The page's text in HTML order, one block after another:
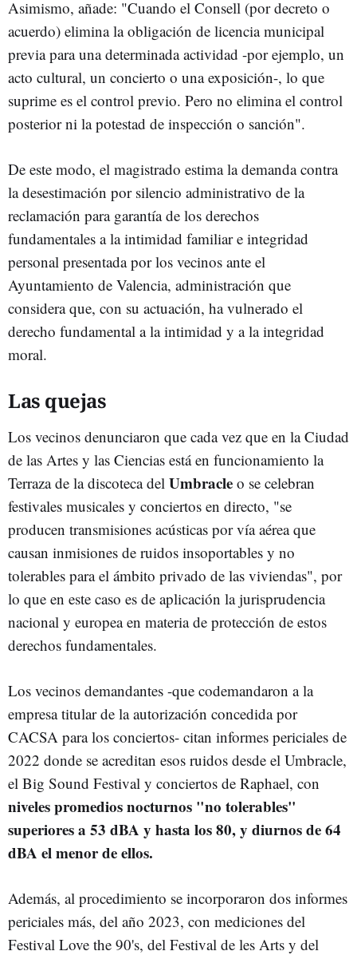
Asimismo, añade: "Cuando el Consell (por decreto o
acuerdo) elimina la obligación de licencia municipal
previa para una determinada actividad -por ejemplo, un
acto cultural, un concierto o una exposición-, lo que
suprime es el control previo. Pero no elimina el control
posterior ni la potestad de inspección o sanción".
De este modo, el magistrado estima la demanda contra
la desestimación por silencio administrativo de la
reclamación para garantía de los derechos
fundamentales a la intimidad familiar e integridad
personal presentada por los vecinos ante el
Ayuntamiento de Valencia, administración que
considera que, con su actuación, ha vulnerado el
derecho fundamental a la intimidad y a la integridad
moral.
Las quejas
Los vecinos denunciaron que cada vez que en la Ciudad
de las Artes y las Ciencias está en funcionamiento la
Terraza de la discoteca del Umbracle o se celebran
festivales musicales y conciertos en directo, "se
producen transmisiones acústicas por vía aérea que
causan inmisiones de ruidos insoportables y no
tolerables para el ámbito privado de las viviendas", por
lo que en este caso es de aplicación la jurisprudencia
nacional y europea en materia de protección de estos
derechos fundamentales.
Los vecinos demandantes -que codemandaron a la
empresa titular de la autorización concedida por
CACSA para los conciertos- citan informes periciales de
2022 donde se acreditan esos ruidos desde el Umbracle,
el Big Sound Festival y conciertos de Raphael, con
niveles promedios nocturnos "no tolerables"
superiores a 53 dBA y hasta los 80, y diurnos de 64
dBA el menor de ellos.
Además, al procedimiento se incorporaron dos informes
periciales más, del año 2023, con mediciones del
Festival Love the 90's, del Festival de les Arts y del